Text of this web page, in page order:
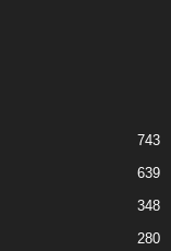
743
639
348
280